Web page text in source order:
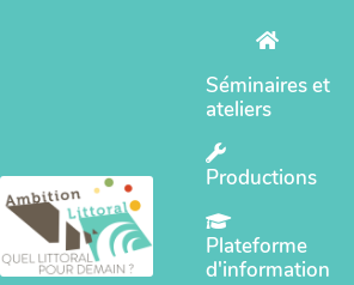
Séminaires et
ateliers
Productions
Plateforme
d'information